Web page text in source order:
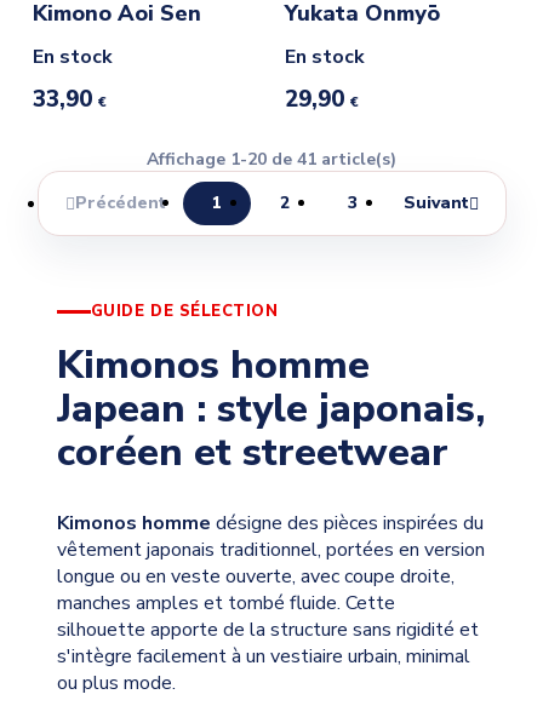
Kimono Aoi Sen
En stock
33,90 €
Yukata Onmyō
En stock
29,90 €
Affichage 1-20 de 41 article(s)
Précédent 1 2 3 Suivant
GUIDE DE SÉLECTION
Kimonos homme
Japean : style japonais,
coréen et streetwear
Kimonos homme désigne des pièces inspirées du
vêtement japonais traditionnel, portées en version
longue ou en veste ouverte, avec coupe droite,
manches amples et tombé fluide. Cette
silhouette apporte de la structure sans rigidité et
s'intègre facilement à un vestiaire urbain, minimal
ou plus mode.